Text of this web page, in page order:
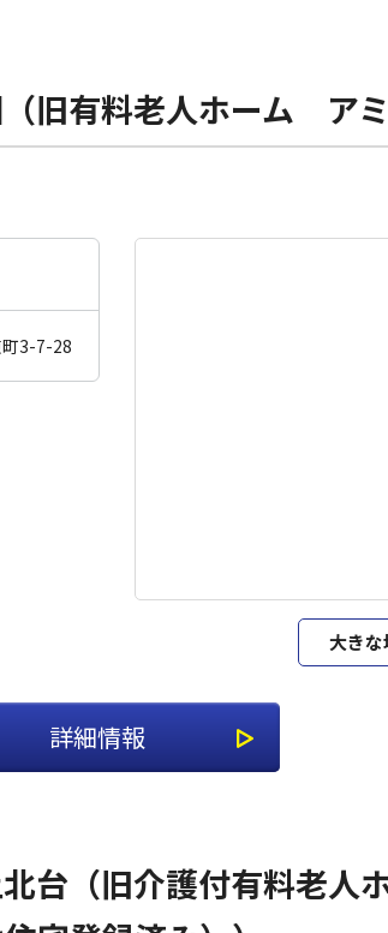
旧有料老人ホーム アミ
3-7-28
大きな
詳細情報
台（旧介護付有料老